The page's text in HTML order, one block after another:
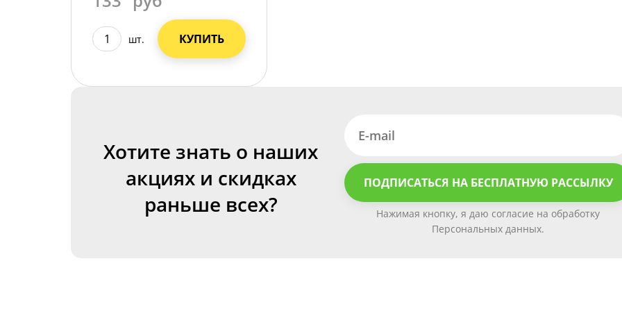
шт. КУПИТЬ
Хотите знать о наших
акциях и скидках
раньше всех?
ПОДПИСАТЬСЯ НА БЕСПЛАТНУЮ РАССЫЛКУ
Нажимая кнопку, я даю согласие на обработку
Персональных данных.